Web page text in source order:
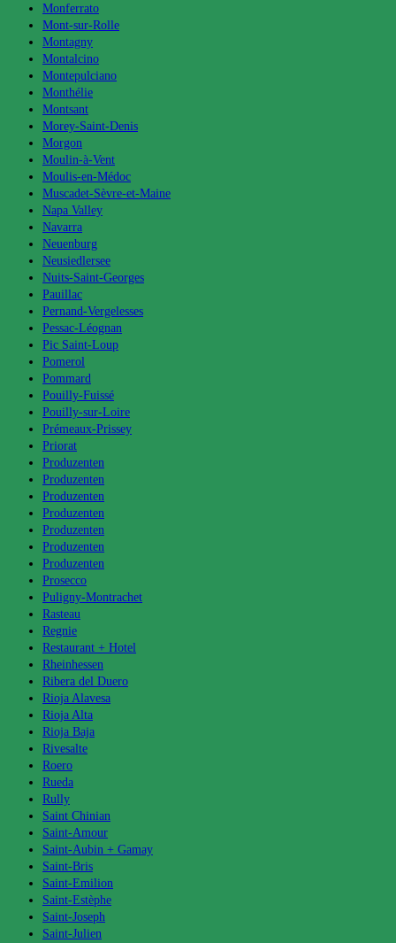
Monferrato
Mont-sur-Rolle
Montagny
Montalcino
Montepulciano
Monthélie
Montsant
Morey-Saint-Denis
Morgon
Moulin-à-Vent
Moulis-en-Médoc
Muscadet-Sèvre-et-Maine
Napa Valley
Navarra
Neuenburg
Neusiedlersee
Nuits-Saint-Georges
Pauillac
Pernand-Vergelesses
Pessac-Léognan
Pic Saint-Loup
Pomerol
Pommard
Pouilly-Fuissé
Pouilly-sur-Loire
Prémeaux-Prissey
Priorat
Produzenten
Produzenten
Produzenten
Produzenten
Produzenten
Produzenten
Produzenten
Prosecco
Puligny-Montrachet
Rasteau
Regnie
Restaurant + Hotel
Rheinhessen
Ribera del Duero
Rioja Alavesa
Rioja Alta
Rioja Baja
Rivesalte
Roero
Rueda
Rully
Saint Chinian
Saint-Amour
Saint-Aubin + Gamay
Saint-Bris
Saint-Emilion
Saint-Estèphe
Saint-Joseph
Saint-Julien